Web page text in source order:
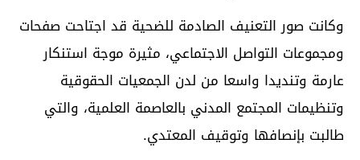
وكانت صور التعنيف الصادمة للضحية قد اجتاحت صفحات
ومجموعات التواصل الاجتماعي، مثيرة موجة استنكار
عارمة وتنديدا واسعا من لدن الجمعيات الحقوقية
وتنظيمات المجتمع المدني بالعاصمة العلمية، والتي
طالبت بإنصافها وتوقيف المعتدي.